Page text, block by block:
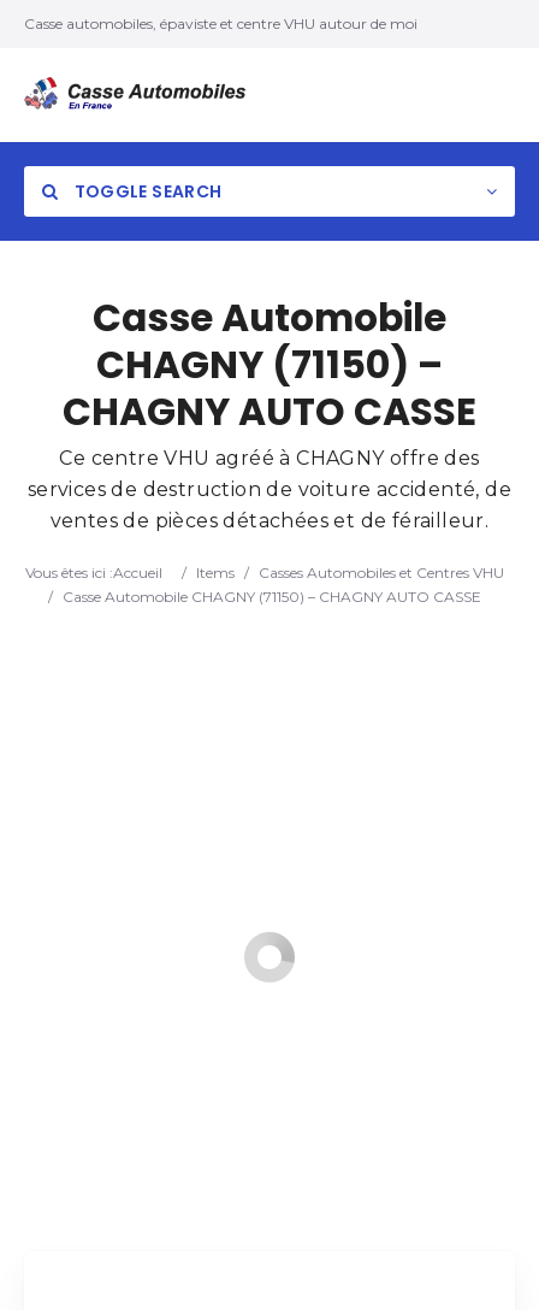
Casse automobiles, épaviste et centre VHU autour de moi
TOGGLE SEARCH
Search
Casse Automobile
CHAGNY (71150) –
CHAGNY AUTO CASSE
Ce centre VHU agréé à CHAGNY offre des
services de destruction de voiture accidenté, de
ventes de pièces détachées et de férailleur.
Vous êtes ici :Accueil / Items / Casses Automobiles et Centres VHU
/ Casse Automobile CHAGNY (71150) – CHAGNY AUTO CASSE